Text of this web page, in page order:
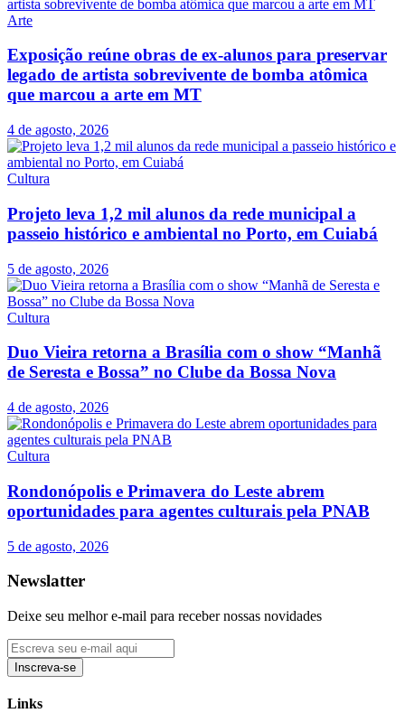
Arte
Exposição reúne obras de ex-alunos para preservar
legado de artista sobrevivente de bomba atômica
que marcou a arte em MT
4 de agosto, 2026
Cultura
Projeto leva 1,2 mil alunos da rede municipal a
passeio histórico e ambiental no Porto, em Cuiabá
5 de agosto, 2026
Cultura
Duo Vieira retorna a Brasília com o show “Manhã
de Seresta e Bossa” no Clube da Bossa Nova
4 de agosto, 2026
Cultura
Rondonópolis e Primavera do Leste abrem
oportunidades para agentes culturais pela PNAB
5 de agosto, 2026
Newslatter
Deixe seu melhor e-mail para receber nossas novidades
Inscreva-se
Links